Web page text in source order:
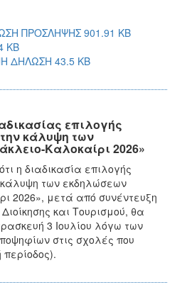
ΠΡΟΣΛΗΨΗΣ 901.91 KB
KB
ΔΗΛΩΣΗ 43.5 KB
επιλογής
κάλυψη των
Καλοκαίρι 2026»
η διαδικασία επιλογής
κάλυψη των εκδηλώσεων
2026», μετά από συνέντευξη
και Τουρισμού, θα
3 Ιουλίου λόγω των
στις σχολές που
περίοδος).